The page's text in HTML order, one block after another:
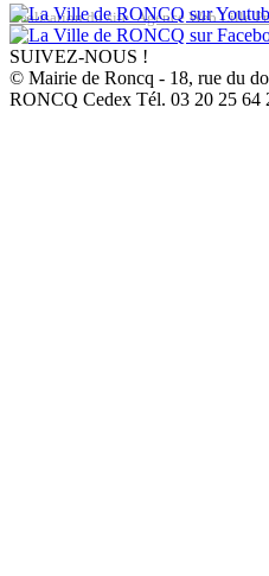
Réalisation du site: Agence Web Lille
SUIVEZ-NOUS !
© Mairie de Roncq - 18, rue du
RONCQ Cedex Tél. 03 20 25 64